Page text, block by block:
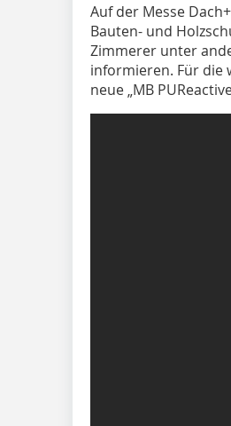
Auf der Messe
Bauten- und
Zimmerer unter
informieren. Für die
neue „MB